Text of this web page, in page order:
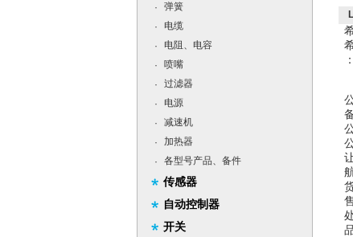
·
弹簧
·
电缆
·
电阻、电容
·
喷嘴
·
过滤器
·
电源
·
减速机
·
加热器
·
各型号产品、备件
传感器
自动控制器
开关
：